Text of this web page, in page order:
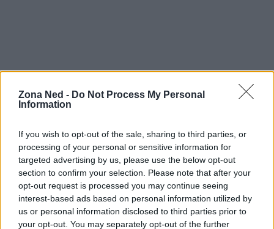
Zona Ned - Do Not Process My Personal
Information
If you wish to opt-out of the sale, sharing to third parties, or
processing of your personal or sensitive information for
targeted advertising by us, please use the below opt-out
section to confirm your selection. Please note that after your
opt-out request is processed you may continue seeing
interest-based ads based on personal information utilized by
us or personal information disclosed to third parties prior to
your opt-out. You may separately opt-out of the further